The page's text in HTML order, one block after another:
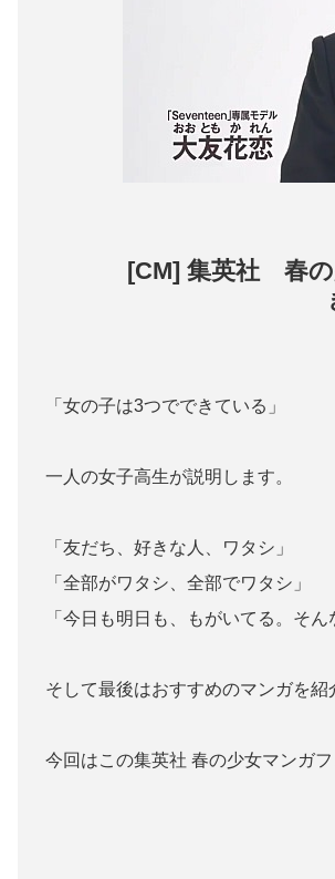
[CM] 集英社 春
「女の子は3つでできている」
一人の女子高生が説明します。
「友だち、好きな人、ワタシ」
「全部がワタシ、全部でワタシ」
「今日も明日も、もがいてる。そ
そして最後はおすすめのマンガを紹
今回はこの集英社 春の少女マンガ